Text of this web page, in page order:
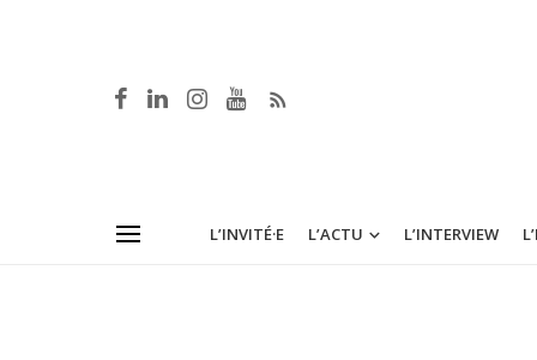
L’INVITÉ·E L’ACTU L’INTERVIEW